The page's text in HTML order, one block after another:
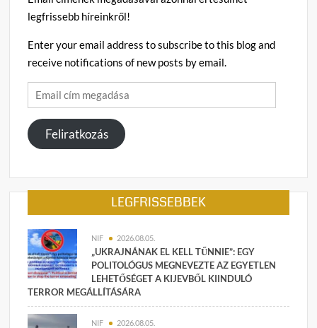
legfrissebb híreinkről!
Enter your email address to subscribe to this blog and
receive notifications of new posts by email.
Email
cím
megadása
Feliratkozás
LEGFRISSEBBEK
NIF 2026.08.05.
„UKRAJNÁNAK EL KELL TŰNNIE”: EGY
POLITOLÓGUS MEGNEVEZTE AZ EGYETLEN
LEHETŐSÉGET A KIJEVBŐL KIINDULÓ
TERROR MEGÁLLÍTÁSÁRA
NIF 2026.08.05.